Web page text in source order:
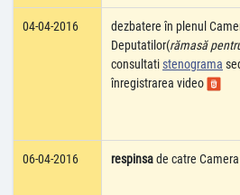
04-04-2016
dezbatere în plenul
Deputatilor(rămasă
consultatistenograma
înregistrarea video
06-04-2016 respinsade catre